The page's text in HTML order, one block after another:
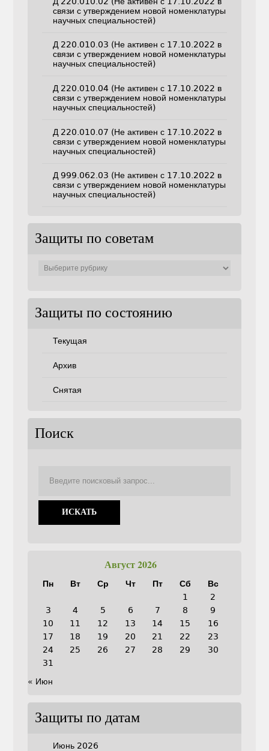
связи с утверждением новой номенклатуры
научных специальностей)
Д 220.010.03 (Не активен с 17.10.2022 в
связи с утверждением новой номенклатуры
научных специальностей)
Д 220.010.04 (Не активен с 17.10.2022 в
связи с утверждением новой номенклатуры
научных специальностей)
Д 220.010.07 (Не активен с 17.10.2022 в
связи с утверждением новой номенклатуры
научных специальностей)
Д 999.062.03 (Не активен с 17.10.2022 в
связи с утверждением новой номенклатуры
научных специальностей)
Защиты по советам
Защиты по состоянию
Текущая
Архив
Снятая
Поиск
Август 2026
Пн Вт Ср Чт Пт Сб
Вс
1
2
3
4 5 6 7 8
9
10
11 12 13 14 15
16
17
18 19 20 21 22
23
24
25 26 27 28 29
30
31
« Июн
Защиты по датам
Июнь 2026